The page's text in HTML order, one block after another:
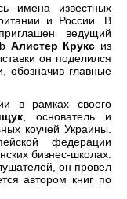
имена известных
и России. В
ведущий
Алистер Крукс из
он поделился
обозначив главные
в рамках своего
, основатель и
коучей Украины.
федерации
бизнес-школах.
он провел
автором книг по